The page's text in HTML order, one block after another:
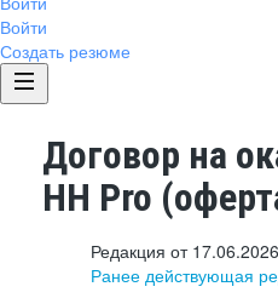
Войти
Создать резюме
Договор на
HH Pro
Редакция от 17.06.2026
Ранее действующая